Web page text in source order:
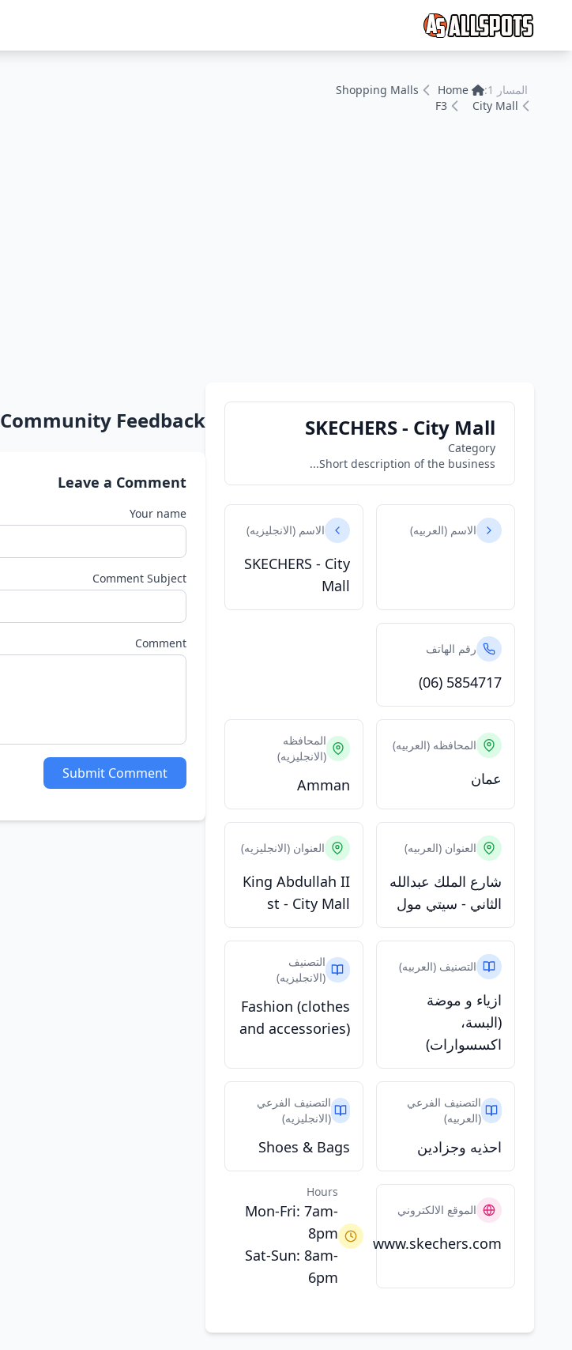
المسار 1: Home
Shopping Malls
City Mall
F3
SKECHERS - City Mall
Category
Short description of the business...
الاسم (العربيه) الاسم (الانجليزيه)
SKECHERS - City
Mall
رقم الهاتف
(06) 5854717
المحافظه (العربيه)
عمان
المحافظه
(الانجليزيه)
Amman
العنوان (العربيه)
شارع الملك عبدالله
الثاني - سيتي مول
العنوان (الانجليزيه)
King Abdullah II
st - City Mall
التصنيف (العربيه)
ازياء و موضة
(البسة،
اكسسوارات)
التصنيف
(الانجليزيه)
Fashion (clothes
and accessories)
التصنيف الفرعي
(العربيه)
احذيه وجزادين
التصنيف الفرعي
(الانجليزيه)
Shoes & Bags
الموقع الالكتروني
www.skechers.com
Hours
Mon-Fri: 7am-
8pm
Sat-Sun: 8am-
6pm
Community Feedback
Leave a Comment
Your name
Comment Subject
Comment
Submit Comment